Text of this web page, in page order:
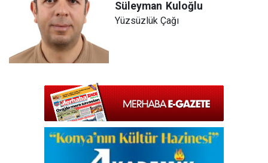
Süleyman Kuloğlu
Yüzsüzlük Çağı